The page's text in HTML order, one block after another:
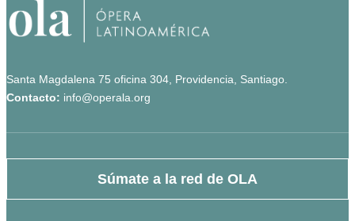
Santa Magdalena 75 oficina 304, Providencia, Santiago.
Contacto: info@operala.org
Súmate a la red de OLA